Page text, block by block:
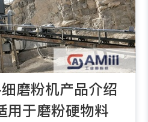
磨粉机产品介绍
用于磨粉硬物料